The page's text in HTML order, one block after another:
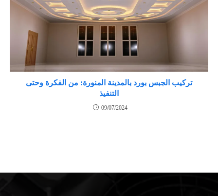
تركيب الجبس بورد بالمدينة المنورة: من الفكرة وحتى
التنفيذ
09/07/2024